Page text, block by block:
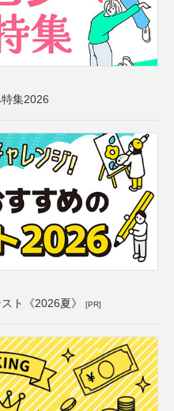
集2026
ト《2026夏》 [PR]